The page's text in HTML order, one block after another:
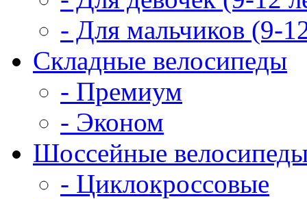
- Для мальчиков (9-
Складные велосипеды
- Премиум
- Эконом
Шоссейные
- Циклокроссовые